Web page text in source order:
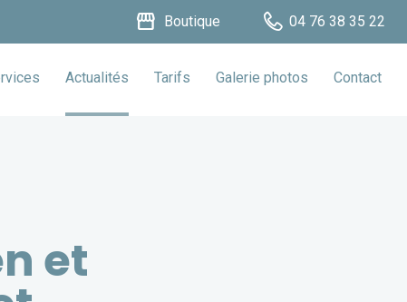
storefront Boutique 04 76 38 35 22
Actualités Tarifs Galerie photos Contact
et